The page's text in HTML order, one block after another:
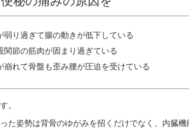
弱り過ぎて腸の動きが低下している
関節の筋肉が固まり過ぎている
崩れて骨盤も歪み腰が圧迫を受けている
。
た姿勢は背骨のゆがみを招くだけでなく、内臓機